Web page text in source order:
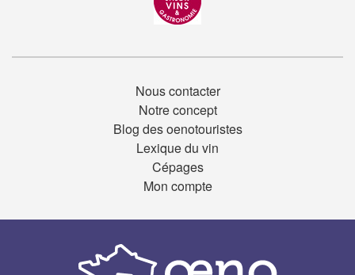
Nous contacter
Notre concept
Blog des oenotouristes
Lexique du vin
Cépages
Mon compte